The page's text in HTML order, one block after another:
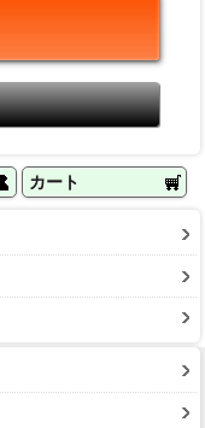
カート